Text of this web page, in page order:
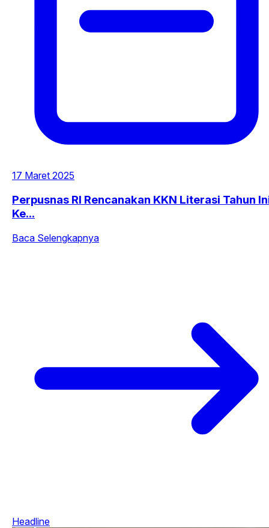
17 Maret 2025
Perpusnas RI Rencanakan KKN Literasi Tahun
Ke...
Baca Selengkapnya
Headline